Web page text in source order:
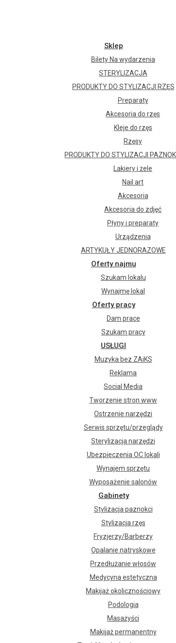
Sklep
Bilety Na wydarzenia
STERYLIZACJA
PRODUKTY DO STYLIZACJI RZĘS
Preparaty
Akcesoria do rzęs
Kleje do rzęs
Rzęsy
PRODUKTY DO STYLIZACJI
Lakiery i żele
Nail art
Akcesoria
Akcesoria do zdjęć
Płyny i preparaty
Urządzenia
ARTYKUŁY JEDNORAZOWE
Oferty najmu
Szukam lokalu
Wynajmę lokal
Oferty pracy
Dam prace
Szukam pracy
USŁUGI
Muzyka bez ZAiKS
Reklama
Social Media
Tworzenie stron www
Ostrzenie narzędzi
Serwis sprzętu/przeglądy
Sterylizacja narzędzi
Ubezpieczenia OC lokali
Wynajem sprzętu
Wyposażenie salonów
Gabinety
Stylizacja paznokci
Stylizacja rzęs
Fryzjerzy/Barberzy
Opalanie natryskowe
Przedłużanie włosów
Medycyna estetyczna
Makijaż okolicznościowy
Podologia
Masażyści
Makijaż permanentny